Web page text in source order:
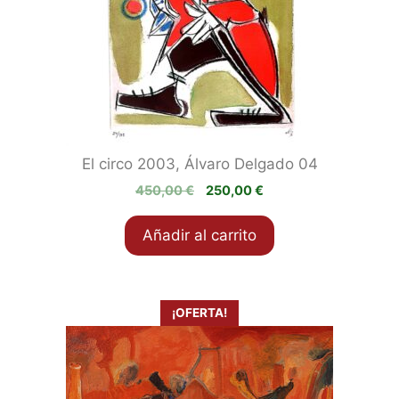
El circo 2003, Álvaro Delgado 04
450,00€
El
original
era:
250,00€
actual
es:
Añadir al carrito
¡OFERTA!